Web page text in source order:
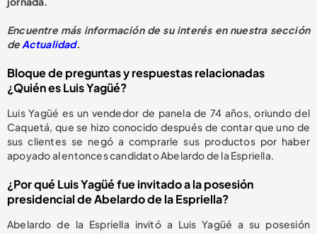
Encuentre más información de su interés en nuestra sección
deActualidad.
Bloque de preguntas y respuestas relacionadas
¿Quién es Luis Yagüé?
Luis Yagüé es un vendedor de panela de 74 años, oriundo del
Caquetá, que se hizo conocido después de contar que uno de
sus clientes se negó a comprarle sus productos por haber
apoyado al entonces candidato Abelardo de la Espriella.
¿Por qué Luis Yagüé fue invitado a la posesión
presidencial de Abelardo de la Espriella?
Abelardo de la Espriella invitó a Luis Yagüé a su posesión